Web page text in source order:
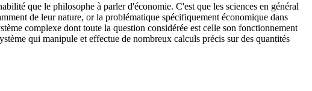
que le philosophe à parler d'économie. C'est que les sciences en général
de leur nature, or la problématique spécifiquement économique dans
complexe dont toute la question considérée est celle son fonctionnement
qui manipule et effectue de nombreux calculs précis sur des quantités